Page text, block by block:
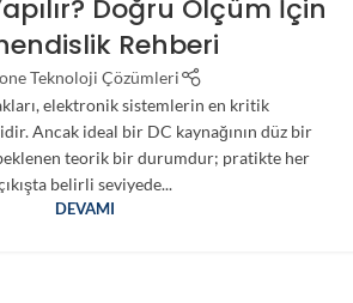
Doğru Ölçüm İçin
Rehberi
Teknoloji Çözümleri
elektronik sistemlerin en kritik
Ancak ideal bir DC kaynağının düz bir
teorik bir durumdur; pratikte her
belirli seviyede...
DEVAMI